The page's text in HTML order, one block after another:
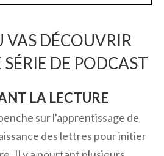
VAS DÉCOUVRIR
DE PODCAST
LA LECTURE
sur l'apprentissage de
des lettres pour initier